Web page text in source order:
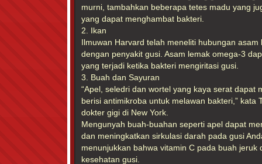
murni, tambahkan beberapa tetes madu yang
yang dapat menghambat bakteri.
2. Ikan
Ilmuwan Harvard telah meneliti hubungan
dengan penyakit gusi. Asam lemak omega-3
yang terjadi ketika bakteri mengiritasi gusi.
3. Buah dan Sayuran
“Apel, seledri dan wortel yang kaya serat dapat
berisi antimikroba untuk melawan bakteri,” kata
dokter gigi di New York.
Mengunyah buah-buahan seperti apel dapat
dan meningkatkan sirkulasi darah pada gusi
menunjukkan bahwa vitamin C pada buah jeruk
kesehatan gusi.